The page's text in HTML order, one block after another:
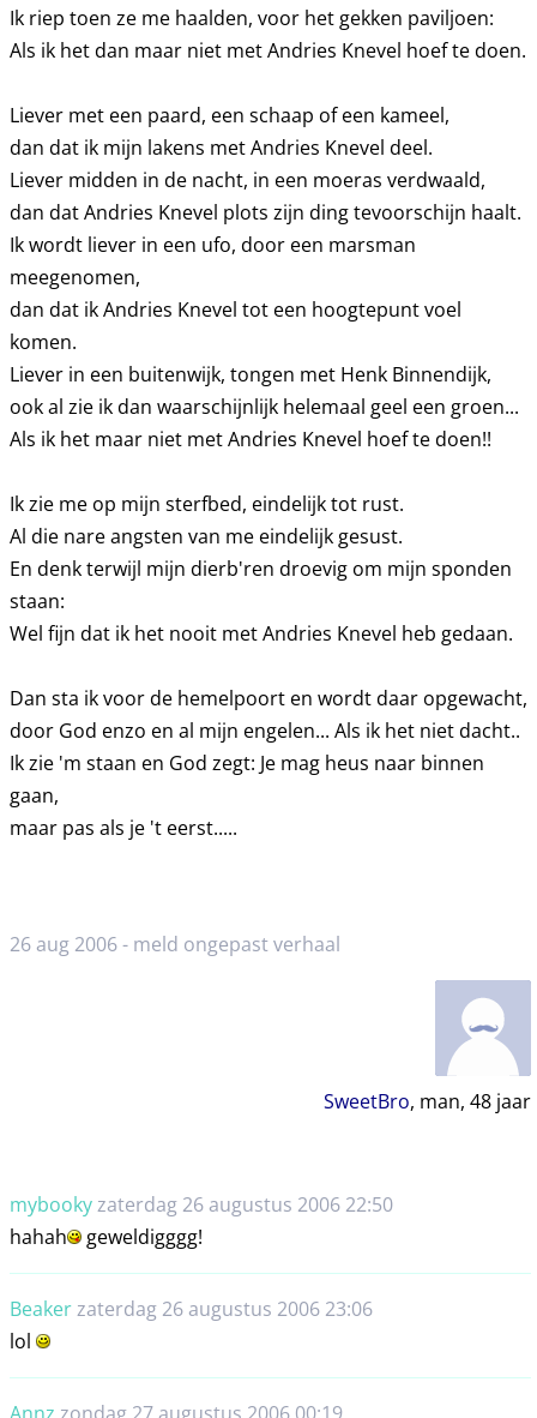
Ik riep toen ze me haalden, voor het gekken paviljoen:
Als ik het dan maar niet met Andries Knevel hoef te doen.
Liever met een paard, een schaap of een kameel,
dan dat ik mijn lakens met Andries Knevel deel.
Liever midden in de nacht, in een moeras verdwaald,
dan dat Andries Knevel plots zijn ding tevoorschijn haalt.
Ik wordt liever in een ufo, door een marsman
meegenomen,
dan dat ik Andries Knevel tot een hoogtepunt voel
komen.
Liever in een buitenwijk, tongen met Henk Binnendijk,
ook al zie ik dan waarschijnlijk helemaal geel een groen...
Als ik het maar niet met Andries Knevel hoef te doen!!
Ik zie me op mijn sterfbed, eindelijk tot rust.
Al die nare angsten van me eindelijk gesust.
En denk terwijl mijn dierb'ren droevig om mijn sponden
staan:
Wel fijn dat ik het nooit met Andries Knevel heb gedaan.
Dan sta ik voor de hemelpoort en wordt daar opgewacht,
door God enzo en al mijn engelen... Als ik het niet dacht..
Ik zie 'm staan en God zegt: Je mag heus naar binnen
gaan,
maar pas als je 't eerst.....
26 aug 2006 - meld ongepast verhaal
SweetBro, man, 48jaar
mybookyzaterdag 26 augustus 2006 22:50
hahah
geweldigggg!
Beakerzaterdag 26 augustus 2006 23:06
lol
Annz zondag 27 augustus 2006 00:19